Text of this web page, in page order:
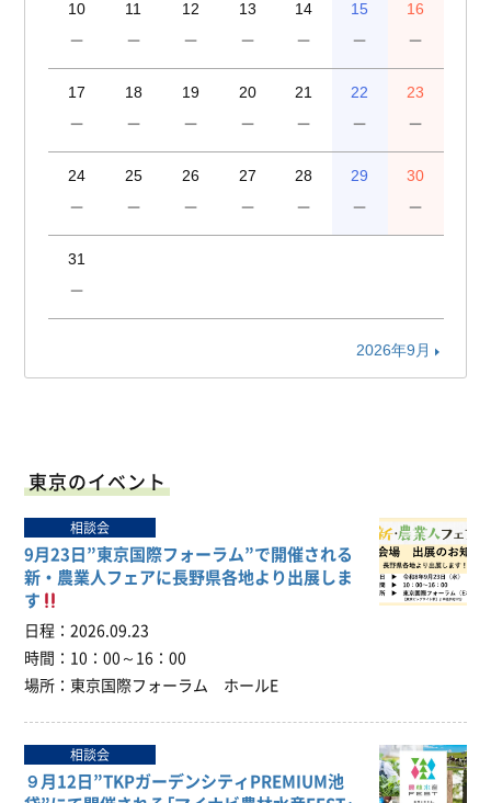
10
－
11
－
12
－
13
－
14
－
15
－
16
－
17
－
18
－
19
－
20
－
21
－
22
－
23
－
24
－
25
－
26
－
27
－
28
－
29
－
30
－
31
－
2026年9月
東京のイベント
相談会
9月23日”東京国際フォーラム”で開催される
新・農業人フェアに長野県各地より出展しま
す
日程
2026.09.23
時間
10：00～16：00
場所
東京国際フォーラム ホールE
相談会
９月12日”TKPガーデンシティPREMIUM池